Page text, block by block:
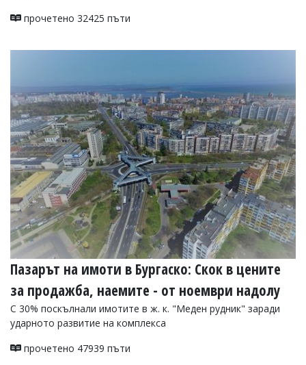
прочетено 32425 пъти
Пазарът на имоти в Бургаско: Скок в цените
за продажба, наемите - от ноември надолу
С 30% поскълнали имотите в ж. к. "Меден рудник" заради
ударното развитие на комплекса
прочетено 47939 пъти